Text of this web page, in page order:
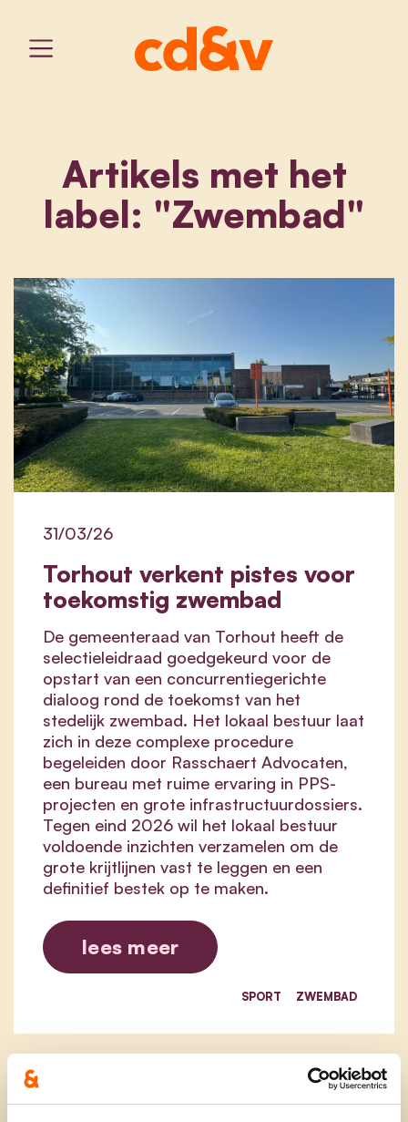
Artikels met het
label: "Zwembad"
Torhout verkent pistes voor
toekomstig zwembad
31/03/26
De gemeenteraad van Torhout heeft de
selectieleidraad goedgekeurd voor de
opstart van een concurrentiegerichte
dialoog rond de toekomst van het
stedelijk zwembad. Het lokaal bestuur laat
zich in deze complexe procedure
begeleiden door Rasschaert Advocaten,
een bureau met ruime ervaring in PPS-
projecten en grote infrastructuurdossiers.
Tegen eind 2026 wil het lokaal bestuur
voldoende inzichten verzamelen om de
grote krijtlijnen vast te leggen en een
definitief bestek op te maken.
lees meer
SPORT ZWEMBAD